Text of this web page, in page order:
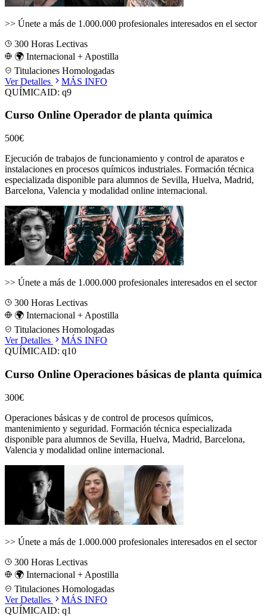
>> Únete a más de 1.000.000 profesionales interesados en el sector
300 Horas Lectivas
🌍 Internacional + Apostilla
Titulaciones Homologadas
Ver Detalles
MÁS INFO
QUÍMICAID: q9
Curso Online Operador de planta química
500€
Ejecución de trabajos de funcionamiento y control de aparatos e
instalaciones en procesos químicos industriales. Formación técnica
especializada disponible para alumnos de Sevilla, Huelva, Madrid,
Barcelona, Valencia y modalidad online internacional.
>> Únete a más de 1.000.000 profesionales interesados en el sector
300 Horas Lectivas
🌍 Internacional + Apostilla
Titulaciones Homologadas
Ver Detalles
MÁS INFO
QUÍMICAID: q10
Curso Online Operaciones básicas de planta química
300€
Operaciones básicas y de control de procesos químicos,
mantenimiento y seguridad. Formación técnica especializada
disponible para alumnos de Sevilla, Huelva, Madrid, Barcelona,
Valencia y modalidad online internacional.
>> Únete a más de 1.000.000 profesionales interesados en el sector
300 Horas Lectivas
🌍 Internacional + Apostilla
Titulaciones Homologadas
Ver Detalles
MÁS INFO
QUÍMICAID: q1